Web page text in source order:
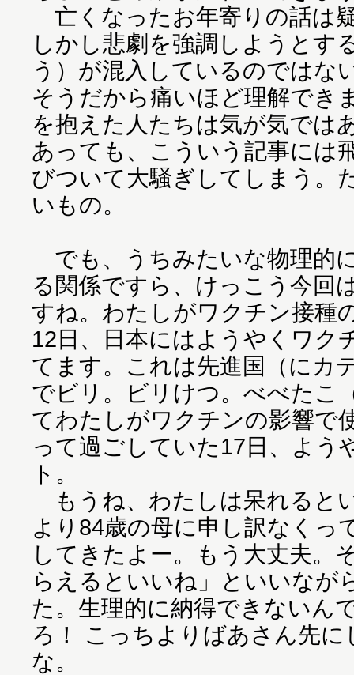
亡くなったお年寄りの話は
しかし悲劇を強調しようとす
う）が混入しているのではな
そうだから痛いほど理解でき
を抱えた人たちは気が気では
あっても、こういう記事には
びついて大騒ぎしてしまう。
いもの。
でも、うちみたいな物理的
る関係ですら、けっこう今回
すね。わたしがワクチン接種
12日、日本にはようやくワク
てます。これは先進国（にカ
でビリ。ビリけつ。べべたこ
てわたしがワクチンの影響で
って過ごしていた17日、よう
ト。
もうね、わたしは呆れると
より84歳の母に申し訳なくっ
してきたよー。もう大丈夫。
らえるといいね」といいなが
た。生理的に納得できないん
ろ！ こっちよりばあさん先
な。